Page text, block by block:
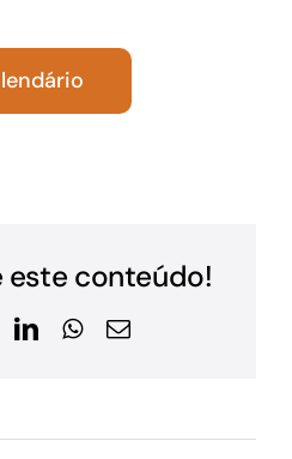
conteúdo!
LinkedInWhatsApp
E-